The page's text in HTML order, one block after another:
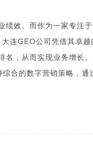
绩效。而作为一家专注
连GEO公司凭借其卓越
，从而实现业务增长。
合的数字营销策略，通